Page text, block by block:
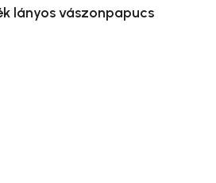
lányos vászonpapucs